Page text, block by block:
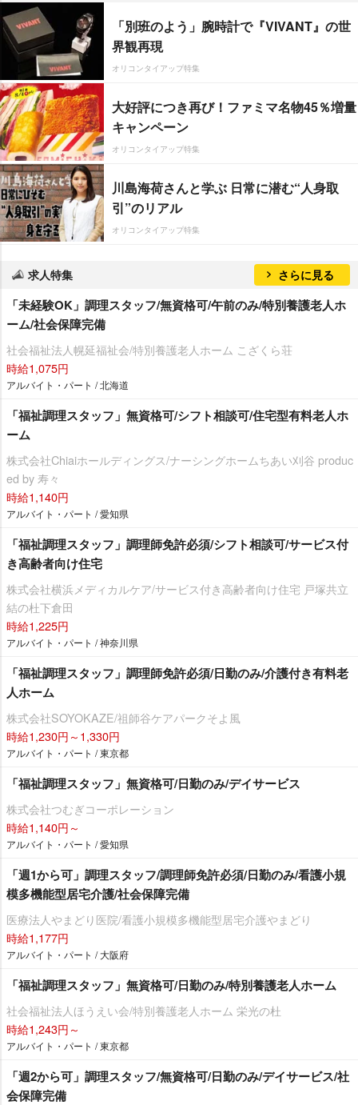
「別班のよう」腕時計で『VIVANT』の世
界観再現
オリコンタイアップ特集
大好評につき再び！ファミマ名物45％増量
キャンペーン
オリコンタイアップ特集
川島海荷さんと学ぶ 日常に潜む“人身取
引”のリアル
オリコンタイアップ特集
求人特集 さらに見る
「未経験OK」調理スタッフ/無資格可/午前のみ/特別養護老人ホ
ーム/社会保障完備
社会福祉法人幌延福祉会/特別養護老人ホーム こざくら荘
時給1,075円
アルバイト・パート / 北海道
「福祉調理スタッフ」無資格可/シフト相談可/住宅型有料老人ホ
ーム
株式会社Chiaiホールディングス/ナーシングホームちあい刈谷 produc
ed by 寿々
時給1,140円
アルバイト・パート / 愛知県
「福祉調理スタッフ」調理師免許必須/シフト相談可/サービス付
き高齢者向け住宅
株式会社横浜メディカルケア/サービス付き高齢者向け住宅 戸塚共立
結の杜下倉田
時給1,225円
アルバイト・パート / 神奈川県
「福祉調理スタッフ」調理師免許必須/日勤のみ/介護付き有料老
人ホーム
株式会社SOYOKAZE/祖師谷ケアパークそよ風
時給1,230円～1,330円
アルバイト・パート / 東京都
「福祉調理スタッフ」無資格可/日勤のみ/デイサービス
株式会社つむぎコーポレーション
時給1,140円～
アルバイト・パート / 愛知県
「週1から可」調理スタッフ/調理師免許必須/日勤のみ/看護小規
模多機能型居宅介護/社会保障完備
医療法人やまどり医院/看護小規模多機能型居宅介護やまどり
時給1,177円
アルバイト・パート / 大阪府
「福祉調理スタッフ」無資格可/日勤のみ/特別養護老人ホーム
社会福祉法人ほうえい会/特別養護老人ホーム 栄光の杜
時給1,243円～
アルバイト・パート / 東京都
「週2から可」調理スタッフ/無資格可/日勤のみ/デイサービス/社
会保障完備